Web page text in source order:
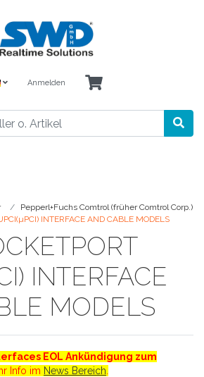
Anmelden
Pepperl+Fuchs Comtrol (früher Comtrol Corp.)
INTERFACE AND CABLE MODELS
INTERFACE
MODELS
EOL Ankündigung zum
Info im News Bereich